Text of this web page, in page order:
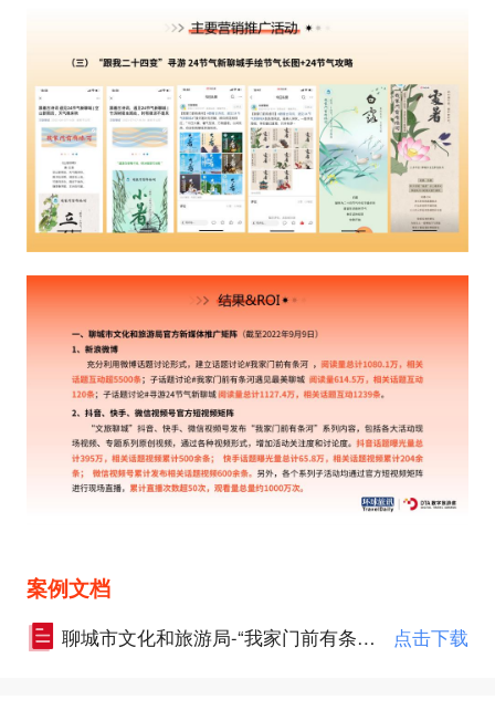
案例文档
聊城市文化和旅游局-“我家门前有条河”文旅品牌营销活动.pdf 点击下载